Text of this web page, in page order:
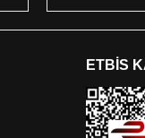
ETBİS